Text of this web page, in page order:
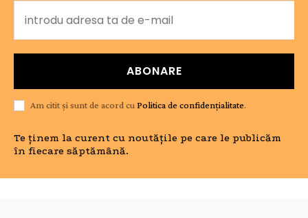
ABONARE
Am citit și sunt de acord cu Politica de confidențialitate.
Te ținem la curent cu noutățile pe care le publicăm
în fiecare săptămână.